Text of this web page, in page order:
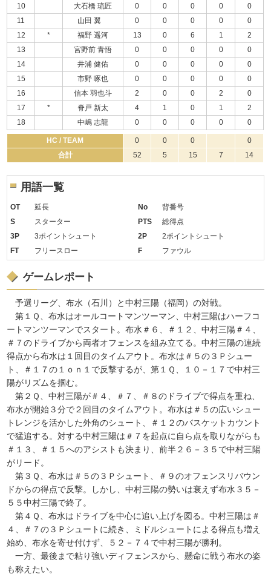
10
大石橋 琉匠 0 0 0 0
0
11
山田 翼 0 0 0 0
0
12
* 福野 遥河 13 0 6 1
2
13
宮野前 青悟 0 0 0 0
0
14
井浦 健佑 0 0 0 0
0
15
市野 啄也 0 0 0 0
0
16
信本 羽也斗 2 0 0 2
0
17
* 脊戸 新太 4 1 0 1
2
18
中嶋 志龍 0 0 0 0 0
HC / TEAM 0 0 0
0
合計
52 5 15 7 14
用語一覧
OT 延長 No
背番号
S
スターター PTS
総得点
3P
3ポイントシュート 2P
2ポイントシュート
FT
フリースロー F ファウル
ゲームレポート
予選リーグ、布水（石川）と中村三陽（福岡）の対戦。
第１Ｑ、布水はオールコートマンツーマン、中村三陽はハーフコ
ートマンツーマンでスタート。布水＃６、＃１２、中村三陽＃４、
＃７のドライブから両者オフェンスを組み立てる。中村三陽の連続
得点から布水は１回目のタイムアウト。布水は＃５の３Ｐシュー
ト、＃１７の１ｏｎ１で反撃するが、第１Ｑ、１０－１７で中村三
陽がリズムを掴む。
第２Ｑ、中村三陽が＃４、＃７、＃８のドライブで得点を重ね、
布水が開始３分で２回目のタイムアウト。布水は＃５の広いシュー
トレンジを活かした外角のシュート、＃１２のバスケットカウント
で猛追する。対する中村三陽は＃７を起点に自ら点を取りながらも
＃１３、＃１５へのアシストも決まり、前半２６－３５で中村三陽
がリード。
第３Ｑ、布水は＃５の３Ｐシュート、＃９のオフェンスリバウン
ドからの得点で反撃。しかし、中村三陽の勢いは衰えず布水３５－
５５中村三陽で終了。
第４Ｑ、布水はドライブを中心に追い上げを図る。中村三陽は＃
４、＃７の３Ｐシュートに続き、ミドルシュートによる得点も増え
始め、布水を寄せ付けず、５２－７４で中村三陽が勝利。
一方、最後まで粘り強いディフェンスから、懸命に戦う布水の姿
も称えたい。